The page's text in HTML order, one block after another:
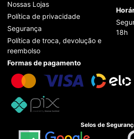
Nossas Lojas
Política de privacidade
Segurança
Política de troca, devolução e
reembolso
18h
Formas de pagamento
Selos de